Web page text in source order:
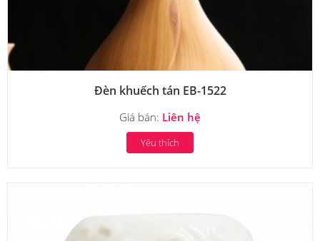
Đèn khuếch tán EB-1522
Giá bán: Liên hệ
Yêu thích